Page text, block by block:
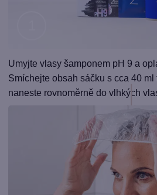
Krok
1
Umyjte vlasy šamponem pH 9 a
Smíchejte obsah sáčku s cca 40 ml
naneste rovnoměrně do vlhkých